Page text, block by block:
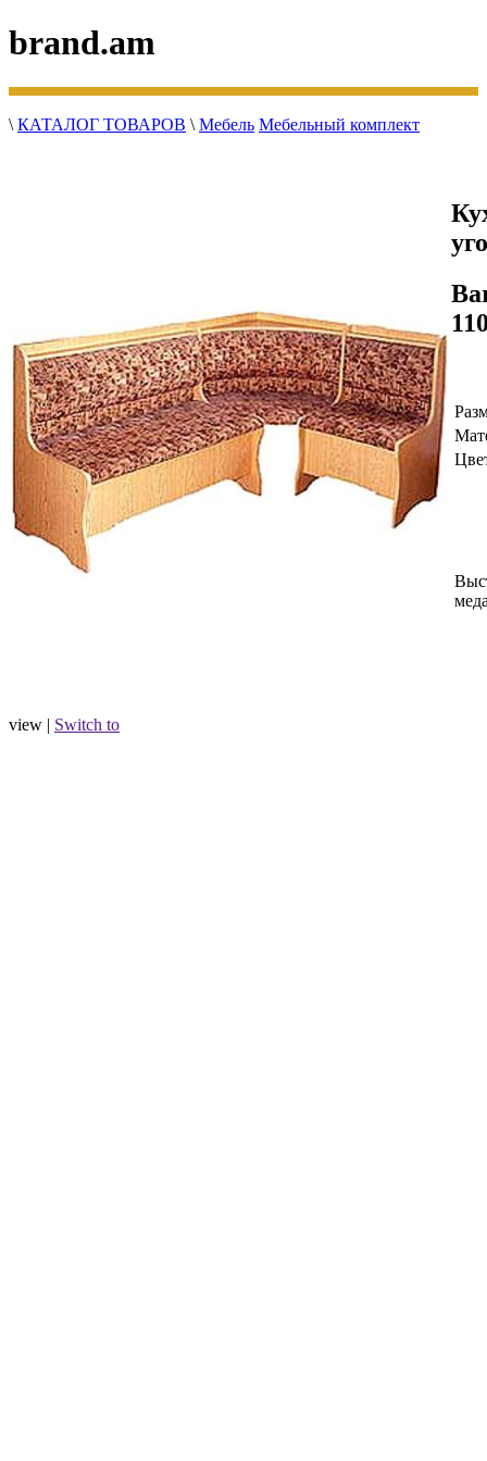
brand.am
\ КАТАЛОГ ТОВАРОВ \ Мебель Мебельный комплект
view | Switch to